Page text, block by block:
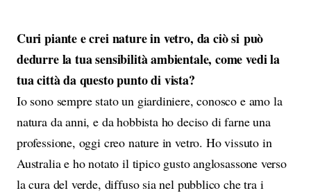
Curi piante e crei nature in vetro, da ciò si può
dedurre la tua sensibilità ambientale, come vedi la
tua città da questo punto di vista?
Io sono sempre stato un giardiniere, conosco e amo la
natura da anni, e da hobbista ho deciso di farne una
professione, oggi creo nature in vetro. Ho vissuto in
Australia e ho notato il tipico gusto anglosassone verso
la cura del verde, diffuso sia nel pubblico che tra i